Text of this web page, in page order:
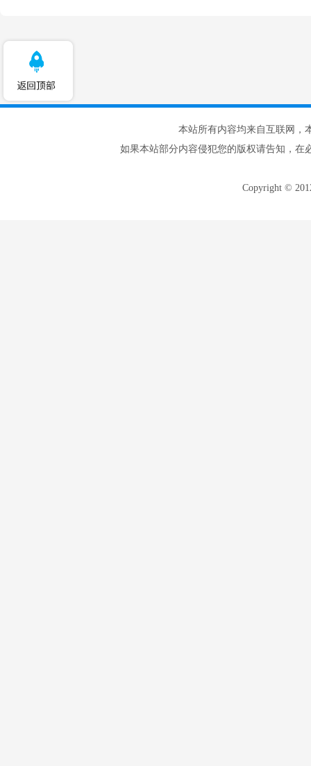
本站所有内容均来自互联网，
如果本站部分内容侵犯您的版权请告知，在
Copyright ©